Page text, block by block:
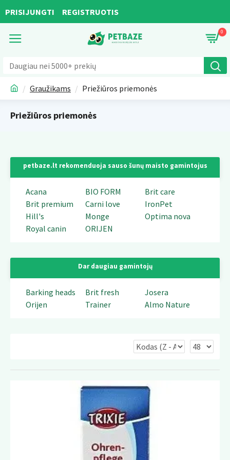
PRISIJUNGTI REGISTRUOTIS
0
Graužikams Priežiūros priemonės
Priežiūros priemonės
petbaze.lt rekomenduoja sauso šunų maisto gamintojus
Acana BIO FORM
Brit care
Brit premium
Carni love
IronPet
Hill's
Monge
Optima nova
Royal canin
ORIJEN
Dar daugiau gamintojų
Barking heads Brit fresh
Josera
Orijen
Trainer Almo Nature